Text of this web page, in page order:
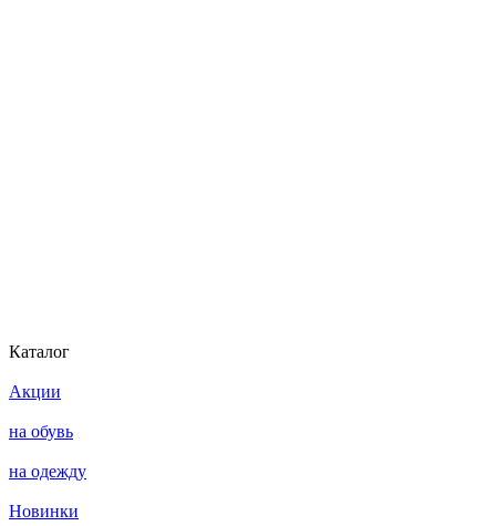
Каталог
Акции
на обувь
на одежду
Новинки